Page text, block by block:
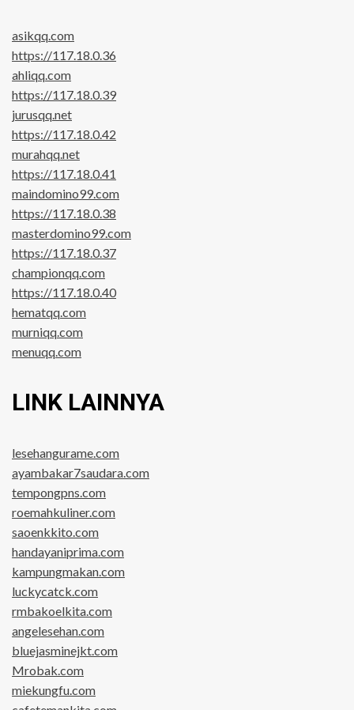
asikqq.com
https://117.18.0.36
ahliqq.com
https://117.18.0.39
jurusqq.net
https://117.18.0.42
murahqq.net
https://117.18.0.41
maindomino99.com
https://117.18.0.38
masterdomino99.com
https://117.18.0.37
championqq.com
https://117.18.0.40
hematqq.com
murniqq.com
menuqq.com
LINK LAINNYA
lesehangurame.com
ayambakar7saudara.com
tempongpns.com
roemahkuliner.com
saoenkkito.com
handayaniprima.com
kampungmakan.com
luckycatck.com
rmbakoelkita.com
angelesehan.com
bluejasminejkt.com
Mrobak.com
miekungfu.com